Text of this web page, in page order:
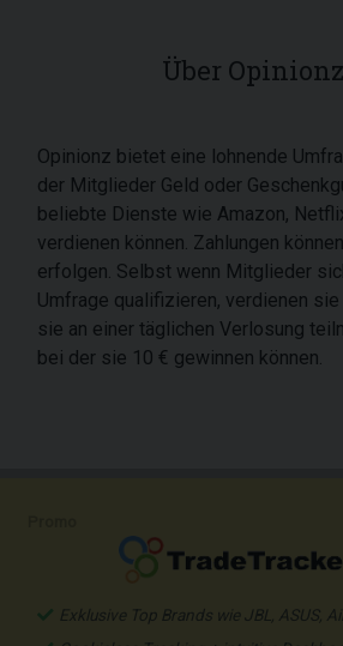
Über
Opinionz bietet eine lohnende
der Mitglieder Geld oder
beliebte Dienste wie Amazon,
verdienen können. Zahlungen
erfolgen. Selbst wenn Mitglieder
Umfrage qualifizieren, verdienen
sie an einer täglichen Verlosung
bei der sie 10 € gewinnen können.
Exklusive Top Brands wie JBL, ASUS,